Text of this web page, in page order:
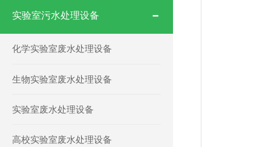
实验室污水处理设备
化学实验室废水处理设备
生物实验室废水处理设备
实验室废水处理设备
高校实验室废水处理设备